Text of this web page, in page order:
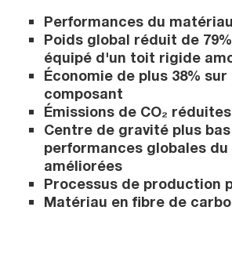
Performances du
Poids global réduit de
équipé d'un toit rigide
Économie de plus 38%
composant
Émissions de CO₂ réduites
Centre de gravité plus
performances globales du
améliorées
Processus de production
Matériau en fibre de